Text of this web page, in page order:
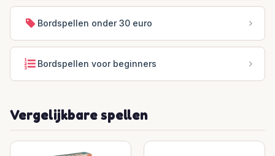
Bordspellen onder 30 euro
Bordspellen voor beginners
Vergelijkbare spellen